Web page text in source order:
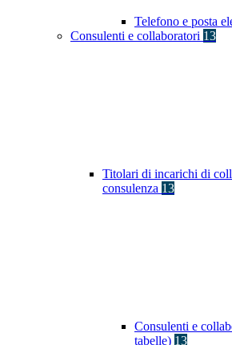
Telefono e posta
Consulenti e collaboratori 13
Titolari di incarichi di
consulenza 13
Consulenti e
tabelle) 13